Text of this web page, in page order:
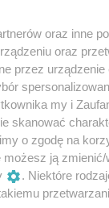
oraz inne
oraz
przez
my i
skanować
o zgodę na
możesz ją
. Niektóre